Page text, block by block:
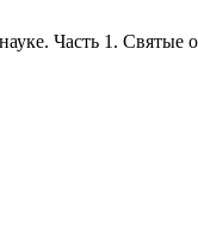
Часть 1.